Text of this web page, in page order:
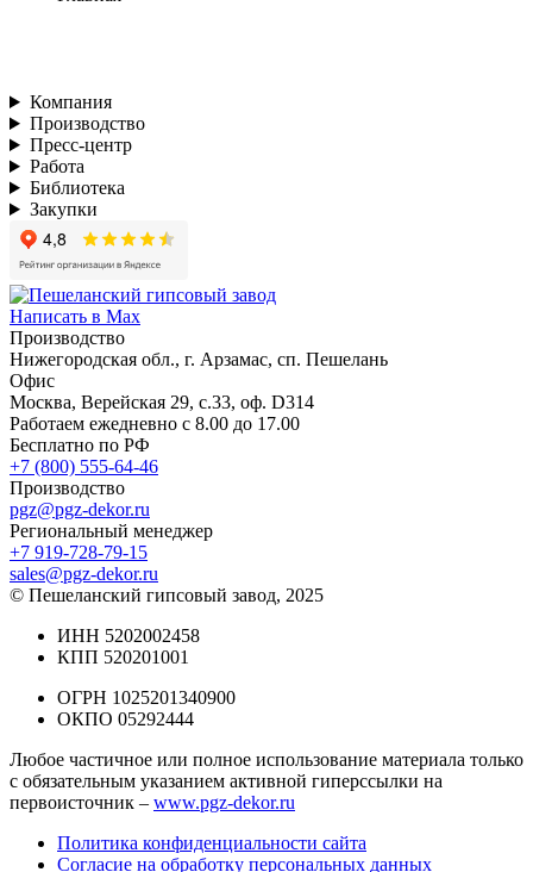
Компания
Производство
Пресс-центр
Работа
Библиотека
Закупки
Написать в Max
Производство
Нижегородская обл., г. Арзамас, сп. Пешелань
Офис
Москва, Верейская 29, с.33, оф. D314
Работаем ежедневно с 8.00 до 17.00
Бесплатно по РФ
+7 (800) 555-64-46
Производство
pgz@pgz-dekor.ru
Региональный менеджер
+7 919-728-79-15
sales@pgz-dekor.ru
© Пешеланский гипсовый завод, 2025
ИНН 5202002458
КПП 520201001
ОГРН 1025201340900
ОКПО 05292444
Любое частичное или полное использование материала только
с обязательным указанием активной гиперссылки на
первоисточник – www.pgz-dekor.ru
Политика конфиденциальности сайта
Согласие на обработку персональных данных